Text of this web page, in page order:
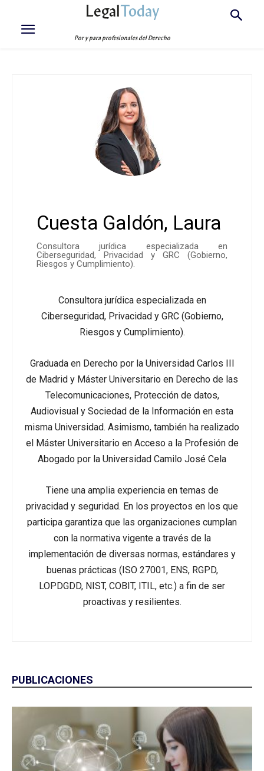
LegalToday
Por y para profesionales del Derecho
Cuesta Galdón, Laura
Consultora jurídica especializada en
Ciberseguridad, Privacidad y GRC (Gobierno,
Riesgos y Cumplimiento).
Consultora jurídica especializada en
Ciberseguridad, Privacidad y GRC (Gobierno,
Riesgos y Cumplimiento).
Graduada en Derecho por la Universidad Carlos III
de Madrid y Máster Universitario en Derecho de las
Telecomunicaciones, Protección de datos,
Audiovisual y Sociedad de la Información en esta
misma Universidad. Asimismo, también ha realizado
el Máster Universitario en Acceso a la Profesión de
Abogado por la Universidad Camilo José Cela
Tiene una amplia experiencia en temas de
privacidad y seguridad. En los proyectos en los que
participa garantiza que las organizaciones cumplan
con la normativa vigente a través de la
implementación de diversas normas, estándares y
buenas prácticas (ISO 27001, ENS, RGPD,
LOPDGDD, NIST, COBIT, ITIL, etc.) a fin de ser
proactivas y resilientes.
PUBLICACIONES